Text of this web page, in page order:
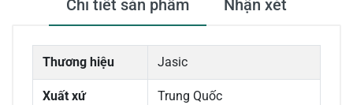
Chi tiết sản phẩm Nhận xét
Thương hiệu Jasic
Xuất xứ Trung Quốc